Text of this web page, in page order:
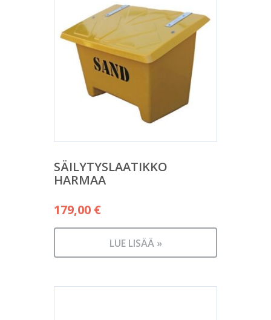
SÄILYTYSLAATIKKO
HARMAA
179,00 €
LUE LISÄÄ »